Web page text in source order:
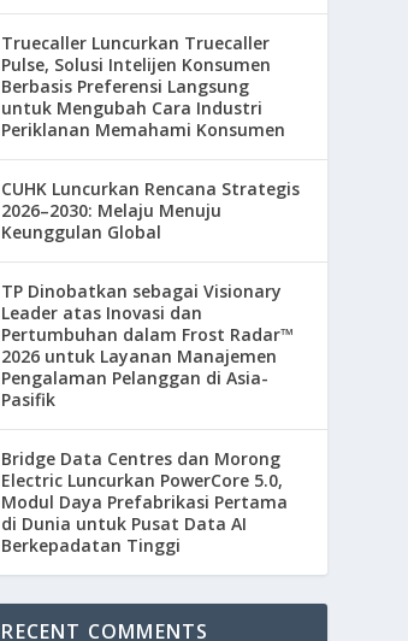
Truecaller Luncurkan Truecaller
Pulse, Solusi Intelijen Konsumen
Berbasis Preferensi Langsung
untuk Mengubah Cara Industri
Periklanan Memahami Konsumen
CUHK Luncurkan Rencana Strategis
2026–2030: Melaju Menuju
Keunggulan Global
TP Dinobatkan sebagai Visionary
Leader atas Inovasi dan
Pertumbuhan dalam Frost Radar™
2026 untuk Layanan Manajemen
Pengalaman Pelanggan di Asia-
Pasifik
Bridge Data Centres dan Morong
Electric Luncurkan PowerCore 5.0,
Modul Daya Prefabrikasi Pertama
di Dunia untuk Pusat Data AI
Berkepadatan Tinggi
RECENT COMMENTS